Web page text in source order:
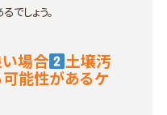
でしょう。
場合 土壌汚
能性があるケ